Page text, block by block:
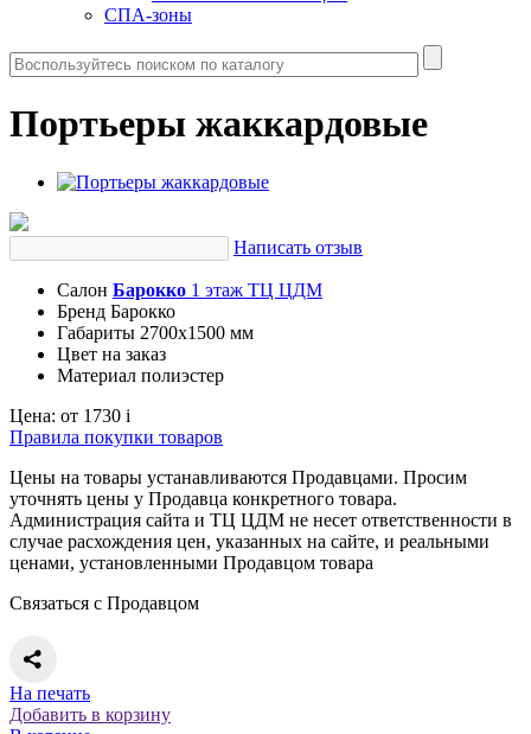
СПА-зоны
Портьеры жаккардовые
Написать отзыв
Салон Барокко 1 этаж ТЦ ЦДМ
Бренд Барокко
Габариты 2700х1500 мм
Цвет на заказ
Материал полиэстер
Цена: от 1730 i
Правила покупки товаров
Цены на товары устанавливаются Продавцами. Просим
уточнять цены у Продавца конкретного товара.
Администрация сайта и ТЦ ЦДМ не несет ответственности в
случае расхождения цен, указанных на сайте, и реальными
ценами, установленными Продавцом товара
Связаться с Продавцом
На печать
Добавить в корзину